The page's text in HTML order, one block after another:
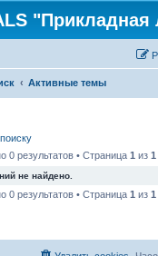
"Прикладная
Активные темы
0 результатов • Страница 1 из 1
не найдено.
0 результатов • Страница 1 из 1